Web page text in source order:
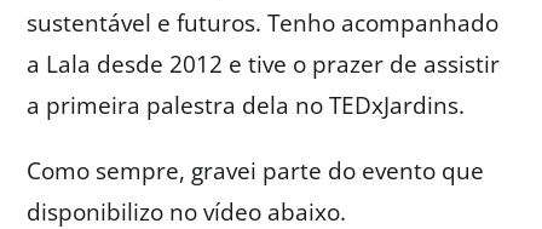
sustentável e futuros. Tenho acompanhado
a Lala desde 2012 e tive o prazer de assistir
a primeira palestra dela no TEDxJardins.
Como sempre, gravei parte do evento que
disponibilizo no vídeo abaixo.